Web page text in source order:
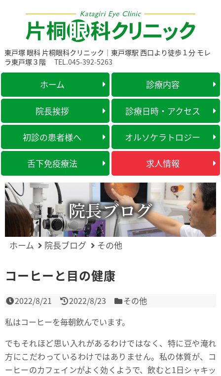
東戸塚 眼科 片桐眼科クリニック｜東戸塚駅 西口より徒歩１分 モレ
ラ東戸塚３階
TEL.045-392-5263
ホーム 診療内容
院長挨拶 診療日時・アクセス
初診の患者様へ オルソケラトロジー
舌下免疫療法 求人情報
院長ブログ
ホーム 院長ブログ その他
コーヒーと目の健康
2022/8/21 2022/8/23
その他
私はコーヒーを毎朝飲んでいます。
でもそれほど思い入れがあるわけではなく、特に豆や淹れ
方にこだわっているわけではありません。私の体質が、コ
ーヒーのカフェインがよく効くようで、飲むと1日シャキッ